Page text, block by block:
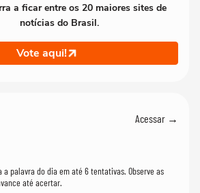
a ficar entre os 20 maiores sites de
notícias do Brasil.
Vote aqui!
Acessar →
a palavra do dia em até 6 tentativas. Observe as
até acertar.